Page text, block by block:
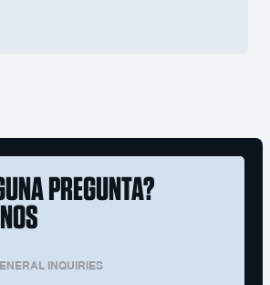
PREGUNTA?
INQUIRIES